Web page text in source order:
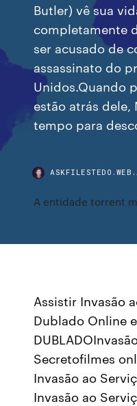
Butler) vê sua
completamente
ser acusado de
assassinato do
Unidos.Quando
estão atrás
tempo para
A entidade torrent
Assistir Invasão
Dublado Online
Secretofilmes
Invasão ao
Invasão ao